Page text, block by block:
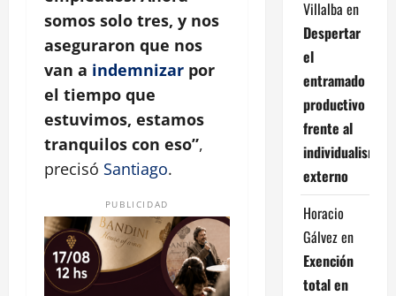
somos solo tres, y nos
aseguraron que nos
van a indemnizar por
el tiempo que
estuvimos, estamos
tranquilos con eso”,
precisó Santiago.
PUBLICIDAD
Villalba en
Despertar
el
entramado
productivo
frente al
individualismo
externo
Horacio
Gálvezen
Exención
total en